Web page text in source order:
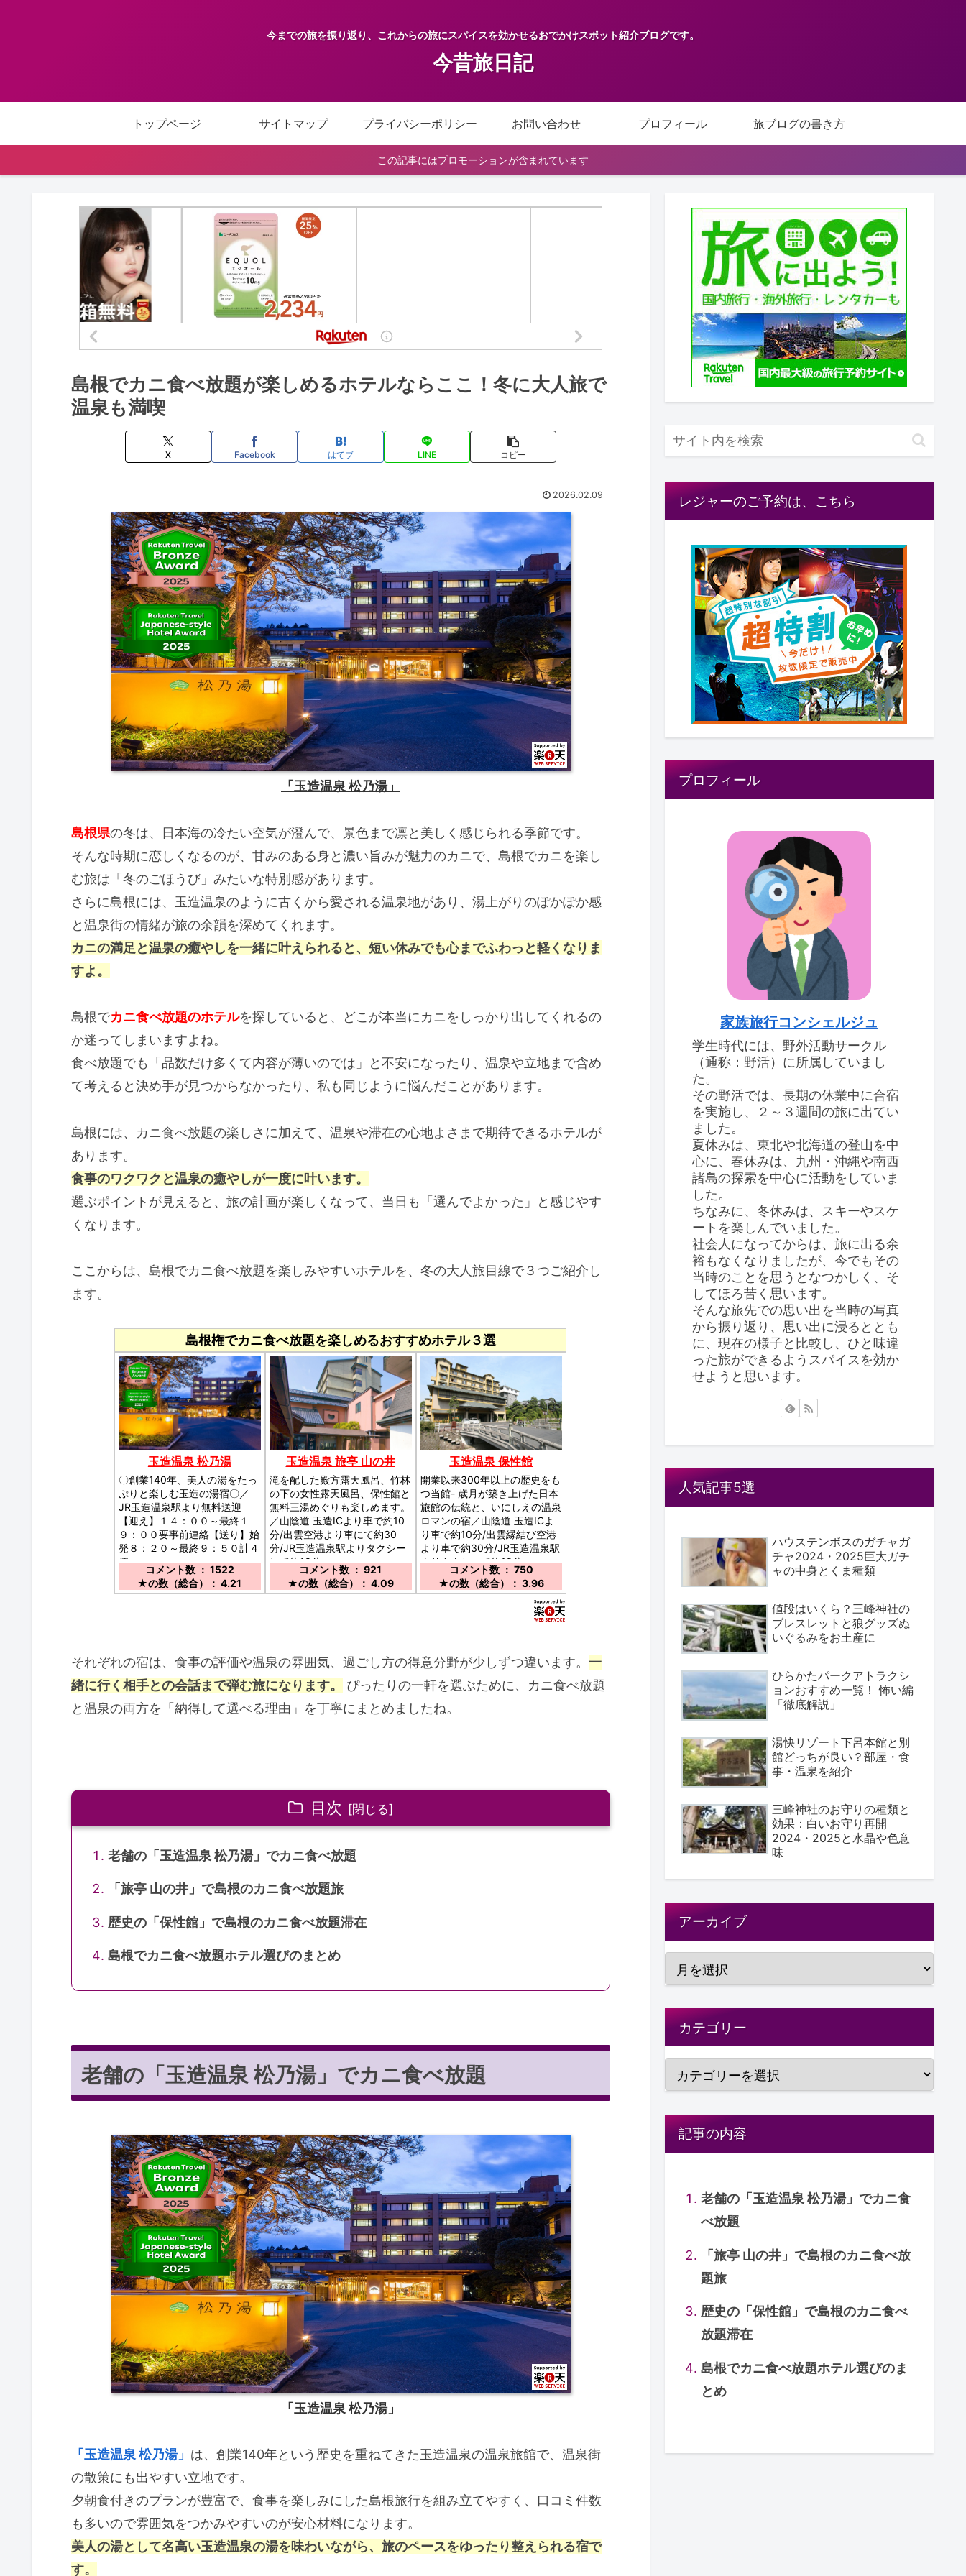
今までの旅を振り返り、これからの旅にスパイスを効かせるおでかけスポット紹介ブログです。
今昔旅日記
トップページ サイトマップ プライバシーポリシー お問い合わせ プロフィール 旅ブログの書き方
この記事にはプロモーションが含まれています
島根でカニ食べ放題が楽しめるホテルならここ！冬に大人旅で
温泉も満喫
X Facebook はてブ LINE コピー
2026.02.09
「玉造温泉 松乃湯」
島根県の冬は、日本海の冷たい空気が澄んで、景色まで凛と美しく感じられる季節です。
そんな時期に恋しくなるのが、甘みのある身と濃い旨みが魅力のカニで、島根でカニを楽し
む旅は「冬のごほうび」みたいな特別感があります。
さらに島根には、玉造温泉のように古くから愛される温泉地があり、湯上がりのぽかぽか感
と温泉街の情緒が旅の余韻を深めてくれます。
カニの満足と温泉の癒やしを一緒に叶えられると、短い休みでも心までふわっと軽くなりま
すよ。
島根でカニ食べ放題のホテルを探していると、どこが本当にカニをしっかり出してくれるの
か迷ってしまいますよね。
食べ放題でも「品数だけ多くて内容が薄いのでは」と不安になったり、温泉や立地まで含め
て考えると決め手が見つからなかったり、私も同じように悩んだことがあります。
島根には、カニ食べ放題の楽しさに加えて、温泉や滞在の心地よさまで期待できるホテルが
あります。
食事のワクワクと温泉の癒やしが一度に叶います。
選ぶポイントが見えると、旅の計画が楽しくなって、当日も「選んでよかった」と感じやす
くなります。
ここからは、島根でカニ食べ放題を楽しみやすいホテルを、冬の大人旅目線で３つご紹介し
ます。
島根権でカニ食べ放題を楽しめるおすすめホテル３選
玉造温泉 松乃湯
〇創業140年、美人の湯をたっ
ぷりと楽しむ玉造の湯宿〇／
JR玉造温泉駅より無料送迎
【迎え】１４：００～最終１
９：００要事前連絡【送り】始
発８：２０～最終９：５０計４
便
コメント数 ： 1522
★の数（総合）： 4.21
玉造温泉 旅亭 山の井
滝を配した殿方露天風呂、竹林
の下の女性露天風呂、保性館と
無料三湯めぐりも楽しめます。
／山陰道 玉造ICより車で約10
分/出雲空港より車にて約30
分/JR玉造温泉駅よりタクシー
にて約10分
コメント数 ： 921
★の数（総合）： 4.09
玉造温泉 保性館
開業以来300年以上の歴史をも
つ当館- 歳月が築き上げた日本
旅館の伝統と、いにしえの温泉
ロマンの宿／山陰道 玉造ICよ
り車で約10分/出雲縁結び空港
より車で約30分/JR玉造温泉駅
よりタクシーで約10分
コメント数 ： 750
★の数（総合）： 3.96
それぞれの宿は、食事の評価や温泉の雰囲気、過ごし方の得意分野が少しずつ違います。 一
緒に行く相手との会話まで弾む旅になります。
ぴったりの一軒を選ぶために、カニ食べ放題
と温泉の両方を「納得して選べる理由」を丁寧にまとめましたね。
目次
老舗の「玉造温泉 松乃湯」でカニ食べ放題
「旅亭 山の井」で島根のカニ食べ放題旅
歴史の「保性館」で島根のカニ食べ放題滞在
島根でカニ食べ放題ホテル選びのまとめ
老舗の「玉造温泉 松乃湯」でカニ食べ放題
「玉造温泉 松乃湯」
「玉造温泉 松乃湯」 は、創業140年という歴史を重ねてきた玉造温泉の温泉旅館で、温泉街
の散策にも出やすい立地です。
夕朝食付きのプランが豊富で、食事を楽しみにした島根旅行を組み立てやすく、口コミ件数
も多いので雰囲気をつかみやすいのが安心材料になります。
美人の湯として名高い玉造温泉の湯を味わいながら、旅のペースをゆったり整えられる宿で
す。
レジャーのご予約は、こちら
プロフィール
家族旅行コンシェルジュ
学生時代には、野外活動サークル
（通称：野活）に所属していまし
た。
その野活では、長期の休業中に合宿
を実施し、２～３週間の旅に出てい
ました。
夏休みは、東北や北海道の登山を中
心に、春休みは、九州・沖縄や南西
諸島の探索を中心に活動をしていま
した。
ちなみに、冬休みは、スキーやスケ
ートを楽しんでいました。
社会人になってからは、旅に出る余
裕もなくなりましたが、今でもその
当時のことを思うとなつかしく、そ
してほろ苦く思います。
そんな旅先での思い出を当時の写真
から振り返り、思い出に浸るととも
に、現在の様子と比較し、ひと味違
った旅ができるようスパイスを効か
せようと思います。
人気記事5選
ハウステンボスのガチャガ
チャ2024・2025巨大ガチ
ャの中身とくま種類
値段はいくら？三峰神社の
ブレスレットと狼グッズぬ
いぐるみをお土産に
ひらかたパークアトラクシ
ョンおすすめ一覧！ 怖い編
「徹底解説」
湯快リゾート下呂本館と別
館どっちが良い？部屋・食
事・温泉を紹介
三峰神社のお守りの種類と
効果：白いお守り再開
2024・2025と水晶や色意
味
アーカイブ
カテゴリー
記事の内容
老舗の「玉造温泉 松乃湯」でカニ食
べ放題
「旅亭 山の井」で島根のカニ食べ放
題旅
歴史の「保性館」で島根のカニ食べ
放題滞在
島根でカニ食べ放題ホテル選びのま
とめ